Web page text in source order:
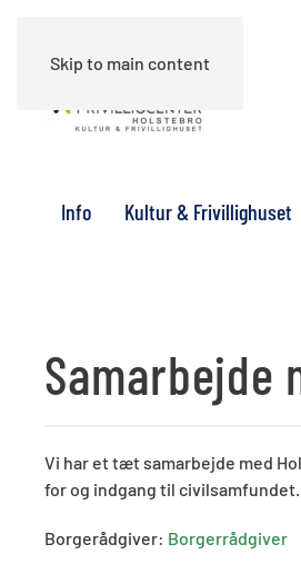
Skip to main content
Info Kultur & Frivillighuset
Samarbejde
Vi har et tæt samarbejde med
for og indgang til civilsamfundet.
Borgerådgiver: Borgerrådgiver